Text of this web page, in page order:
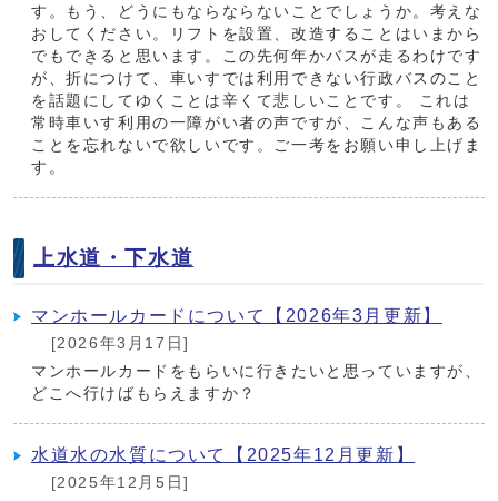
す。もう、どうにもならならないことでしょうか。考えな
おしてください。リフトを設置、改造することはいまから
でもできると思います。この先何年かバスが走るわけです
が、折につけて、車いすでは利用できない行政バスのこと
を話題にしてゆくことは辛くて悲しいことです。 これは
常時車いす利用の一障がい者の声ですが、こんな声もある
ことを忘れないで欲しいです。ご一考をお願い申し上げま
す。
上水道・下水道
マンホールカードについて【2026年3月更新】
[2026年3月17日]
マンホールカードをもらいに行きたいと思っていますが、
どこへ行けばもらえますか？
水道水の水質について【2025年12月更新】
[2025年12月5日]